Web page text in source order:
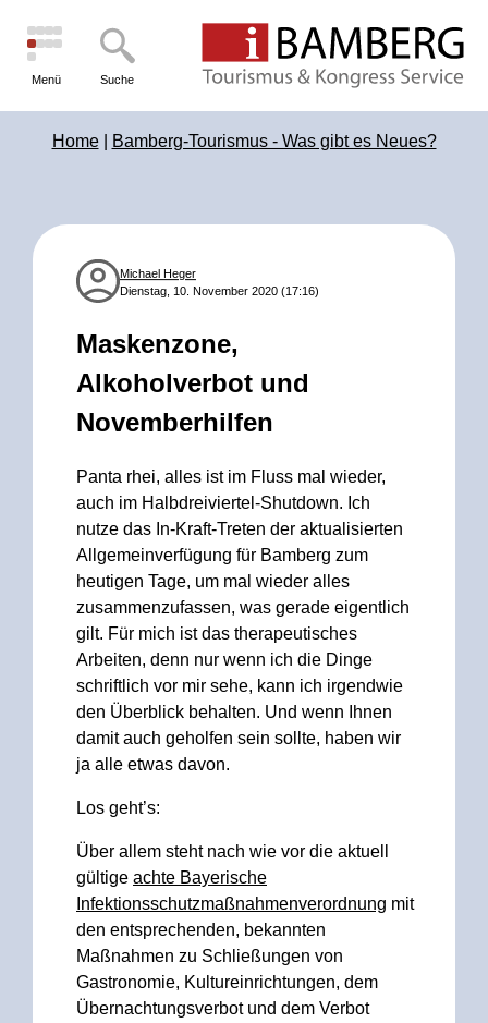
Menü Suche
Home| Bamberg-Tourismus - Was gibt es Neues?
Michael Heger
Dienstag, 10. November 2020 (17:16)
Maskenzone,
Alkoholverbot und
Novemberhilfen
Panta rhei, alles ist im Fluss mal wieder,
auch im Halbdreiviertel-Shutdown. Ich
nutze das In-Kraft-Treten der aktualisierten
Allgemeinverfügung für Bamberg zum
heutigen Tage, um mal wieder alles
zusammenzufassen, was gerade eigentlich
gilt. Für mich ist das therapeutisches
Arbeiten, denn nur wenn ich die Dinge
schriftlich vor mir sehe, kann ich irgendwie
den Überblick behalten. Und wenn Ihnen
damit auch geholfen sein sollte, haben wir
ja alle etwas davon.
Los geht’s:
Über allem steht nach wie vor die aktuell
gültige achte Bayerische
Infektionsschutzmaßnahmenverordnung mit
den entsprechenden, bekannten
Maßnahmen zu Schließungen von
Gastronomie, Kultureinrichtungen, dem
Übernachtungsverbot und dem Verbot